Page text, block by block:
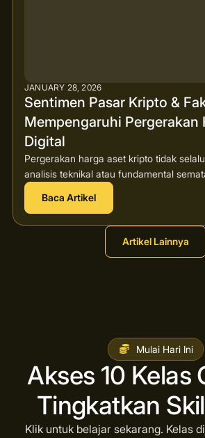
JANUARY 28, 2026
Sentimen Pasar Kripto &
Mempengaruhi Pergerakan
Digital
Pergerakan harga aset kripto tidak
analisis teknikal atau fundamental
Baca Artikel
Artikel Lainnya
Mulai Hari Ini
Akses 10 Kelas
Tingkatkan
Klik untuk belajar sekarang. Kelas